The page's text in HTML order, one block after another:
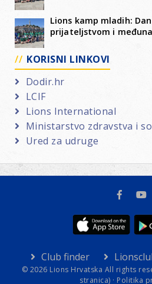
Lions kamp mladih:
prijateljstvom i
KORISNI LINKOVI
Dodir.hr
LCIF
Lions International
Ministarstvo zdravstva i
Ured za udruge
Club finder
© 2026 Lions Hrvatska All rights
stranica) · Politika